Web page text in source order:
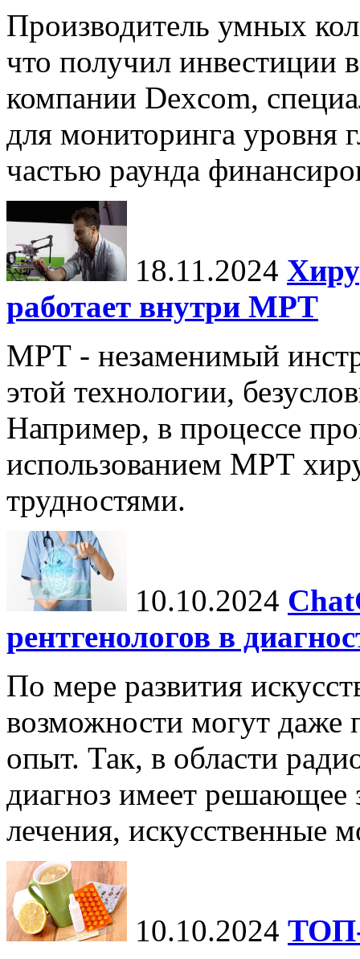
Производитель умных
что получил инвестиции
компании Dexcom,
для мониторинга уровня
частью раунда
18.11.2024
работает внутри МРТ
МРТ - незаменимый
этой технологии,
Например, в процессе
использованием МРТ
трудностями.
10.10.2024
рентгенологов в
По мере развития
возможности могут даже
опыт. Так, в области
диагноз имеет решающее
лечения, искусственные
10.10.2024 ТОП-